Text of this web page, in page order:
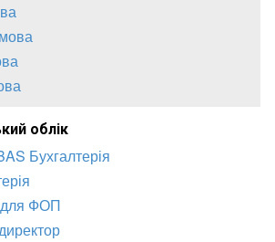
облік
Бухгалтерія
для ФОП